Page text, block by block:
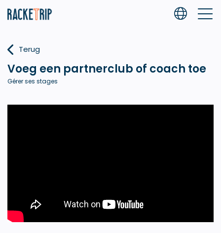
Terug
Voeg een partnerclub of coach toe
Gérer ses stages